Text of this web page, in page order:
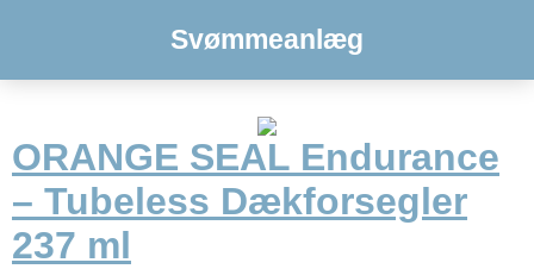
Svømmeanlæg
ORANGE SEAL Endurance
– Tubeless Dækforsegler
237 ml